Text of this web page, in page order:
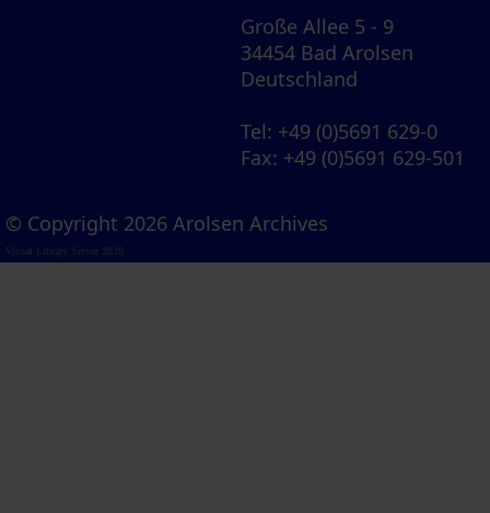
Große Allee 5 - 9
34454 Bad Arolsen
Deutschland
Tel: +49 (0)5691 629-0
Fax: +49 (0)5691 629-501
© Copyright 2026 Arolsen Archives
Visual Library Server 2026